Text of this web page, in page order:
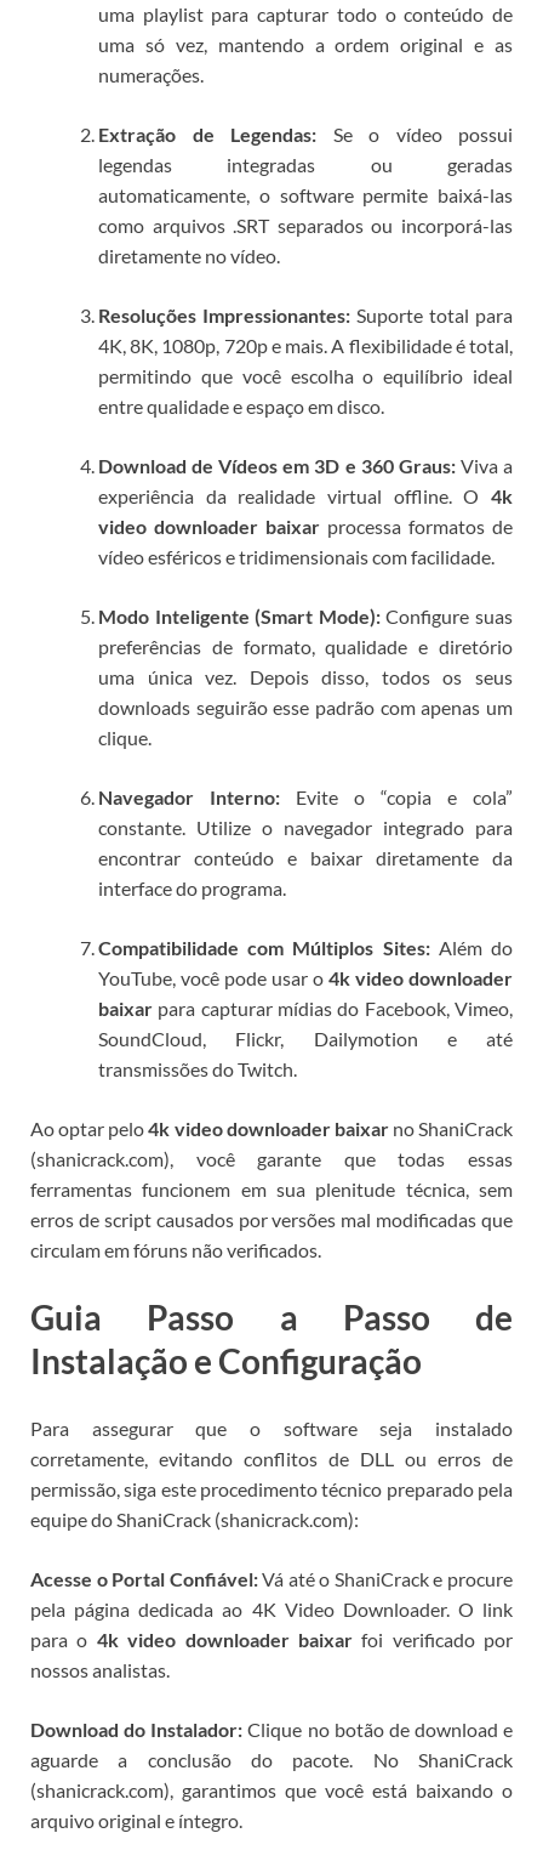
uma playlist para capturar todo o conteúdo de
uma só vez, mantendo a ordem original e as
numerações.
Extração de Legendas: Se o vídeo possui
legendas integradas ou geradas
automaticamente, o software permite baixá-las
como arquivos .SRT separados ou incorporá-las
diretamente no vídeo.
Resoluções Impressionantes: Suporte total para
4K, 8K, 1080p, 720p e mais. A flexibilidade é total,
permitindo que você escolha o equilíbrio ideal
entre qualidade e espaço em disco.
Download de Vídeos em 3D e 360 Graus:Viva a
experiência da realidade virtual offline. O 4k
video downloader baixar processa formatos de
vídeo esféricos e tridimensionais com facilidade.
Modo Inteligente (Smart Mode):Configure suas
preferências de formato, qualidade e diretório
uma única vez. Depois disso, todos os seus
downloads seguirão esse padrão com apenas um
clique.
Navegador Interno: Evite o “copia e cola”
constante. Utilize o navegador integrado para
encontrar conteúdo e baixar diretamente da
interface do programa.
Compatibilidade com Múltiplos Sites:Além do
YouTube, você pode usar o 4k video downloader
baixar para capturar mídias do Facebook, Vimeo,
SoundCloud, Flickr, Dailymotion e até
transmissões do Twitch.
Ao optar pelo4k video downloader baixarno ShaniCrack
(shanicrack.com), você garante que todas essas
ferramentas funcionem em sua plenitude técnica, sem
erros de script causados por versões mal modificadas que
circulam em fóruns não verificados.
Guia Passo a Passo de
Instalação e Configuração
Para assegurar que o software seja instalado
corretamente, evitando conflitos de DLL ou erros de
permissão, siga este procedimento técnico preparado pela
equipe do ShaniCrack (shanicrack.com):
Acesse o Portal Confiável:Vá até o ShaniCrack e procure
pela página dedicada ao 4K Video Downloader. O link
para o 4k video downloader baixarfoi verificado por
nossos analistas.
Download do Instalador: Clique no botão de download e
aguarde a conclusão do pacote. No ShaniCrack
(shanicrack.com), garantimos que você está baixando o
arquivo original e íntegro.